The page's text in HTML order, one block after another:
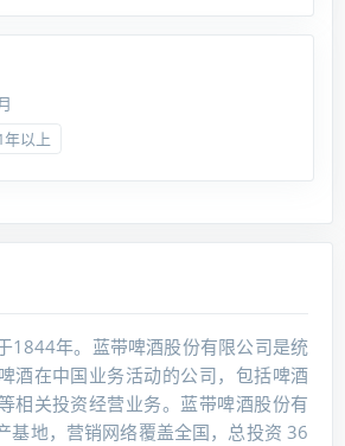
年以上
1844年。蓝带啤酒股份有限公司是统
酒在中国业务活动的公司，包括啤酒
相关投资经营业务。蓝带啤酒股份有
基地，营销网络覆盖全国，总投资 36